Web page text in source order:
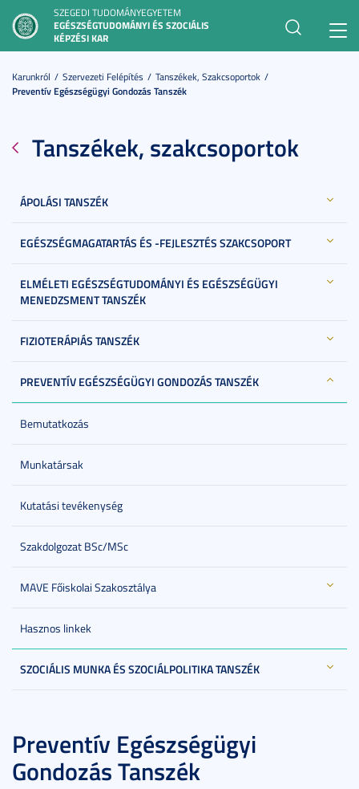
SZEGEDI TUDOMÁNYEGYETEM
EGÉSZSÉGTUDOMÁNYI ÉS SZOCIÁLIS
KÉPZÉSI KAR
Karunkról Szervezeti Felépítés
Tanszékek, Szakcsoportok
Preventív Egészségügyi Gondozás Tanszék
Tanszékek, szakcsoportok
ÁPOLÁSI TANSZÉK
EGÉSZSÉGMAGATARTÁS ÉS -FEJLESZTÉS SZAKCSOPORT
ELMÉLETI EGÉSZSÉGTUDOMÁNYI ÉS EGÉSZSÉGÜGYI
MENEDZSMENT TANSZÉK
FIZIOTERÁPIÁS TANSZÉK
PREVENTÍV EGÉSZSÉGÜGYI GONDOZÁS TANSZÉK
Bemutatkozás
Munkatársak
Kutatási tevékenység
Szakdolgozat BSc/MSc
MAVE Főiskolai Szakosztálya
Hasznos linkek
SZOCIÁLIS MUNKA ÉS SZOCIÁLPOLITIKA TANSZÉK
Preventív Egészségügyi
Gondozás Tanszék